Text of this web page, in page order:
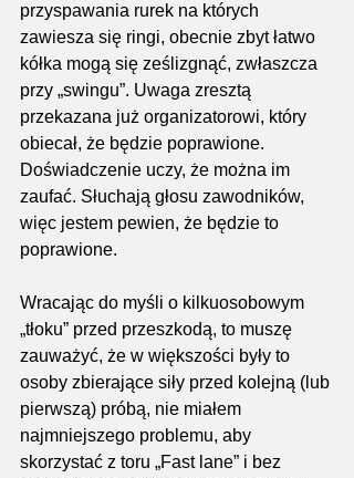
przyspawania rurek na których
zawiesza się ringi, obecnie zbyt łatwo
kółka mogą się ześlizgnąć, zwłaszcza
przy „swingu”. Uwaga zresztą
przekazana już organizatorowi, który
obiecał, że będzie poprawione.
Doświadczenie uczy, że można im
zaufać. Słuchają głosu zawodników,
więc jestem pewien, że będzie to
poprawione.
Wracając do myśli o kilkuosobowym
„tłoku” przed przeszkodą, to muszę
zauważyć, że w większości były to
osoby zbierające siły przed kolejną (lub
pierwszą) próbą, nie miałem
najmniejszego problemu, aby
skorzystać z toru „Fast lane” i bez